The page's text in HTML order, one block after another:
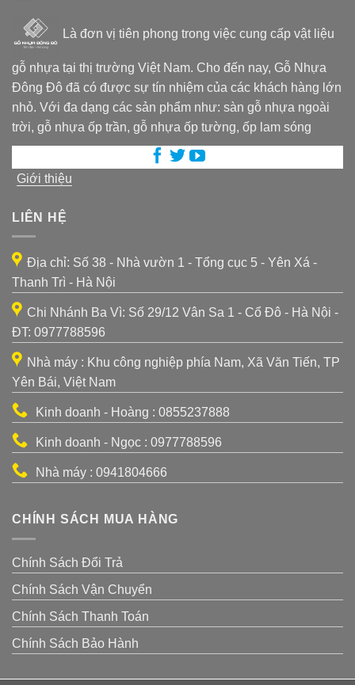
Là đơn vị tiên phong trong việc cung cấp vật liệu
gỗ nhựa tại thị trường Việt Nam. Cho đến nay, Gỗ Nhựa
Đông Đô đã có được sự tín nhiệm của các khách hàng lớn
nhỏ. Với đa dạng các sản phẩm như: sàn gỗ nhựa ngoài
trời, gỗ nhựa ốp trần, gỗ nhựa ốp tường, ốp lam sóng
Giới thiệu
LIÊN HỆ
Địa chỉ: Số 38 - Nhà vườn 1 - Tổng cục 5 - Yên Xá -
Thanh Trì - Hà Nội
Chi Nhánh Ba Vì: Số 29/12 Vân Sa 1 - Cổ Đô - Hà Nội -
ĐT: 0977788596
Nhà máy : Khu công nghiệp phía Nam, Xã Văn Tiến, TP
Yên Bái, Việt Nam
Kinh doanh - Hoàng : 0855237888
Kinh doanh - Ngọc : 0977788596
Nhà máy : 0941804666
CHÍNH SÁCH MUA HÀNG
Chính Sách Đổi Trả
Chính Sách Vận Chuyển
Chính Sách Thanh Toán
Chính Sách Bảo Hành